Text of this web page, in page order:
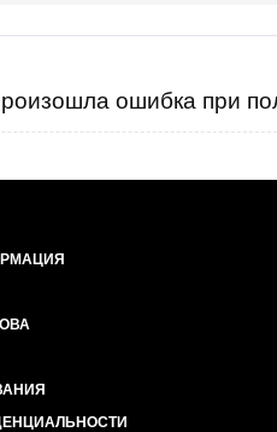
ошибка при